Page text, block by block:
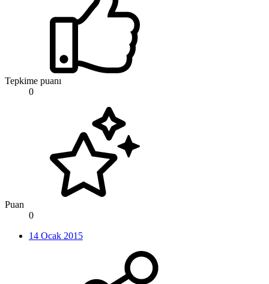
Tepkime puanı
0
Puan
0
14 Ocak 2015